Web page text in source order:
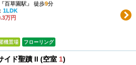
百草園駅』 徒歩9分
1LDK
万円
機置場 フローリング
イド聖蹟 II (空室 1)